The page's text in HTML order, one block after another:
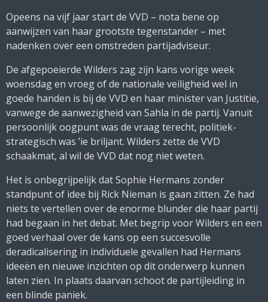
Opeens na vijf jaar start de VVD – nota bene op
aanwijzen van haar grootste tegenstander – met
nadenken over een omstreden partijadviseur.
De afgepoeierde Wilders zag zijn kans vorige week
woensdag en vroeg of de nationale veiligheid wel in
goede handen is bij de VVD en haar minister van Justitie,
vanwege de aanwezigheid van Sahla in de partij. Vanuit
persoonlijk oogpunt was de vraag terecht, politiek-
strategisch was ’ie briljant. Wilders zette de VVD
schaakmat, al wil de VVD dat nog niet weten.
Het is onbegrijpelijk dat Sophie Hermans zonder
standpunt of idee bij Rick Nieman is gaan zitten. Ze had
niets te vertellen over de enorme blunder die haar partij
had begaan in het debat. Met begrip voor Wilders en een
goed verhaal over de kans op een succesvolle
deradicalisering in individuele gevallen had Hermans
ideeën en nieuwe inzichten op dit onderwerp kunnen
laten zien. In plaats daarvan schoot de partijleiding in
een blinde paniek.